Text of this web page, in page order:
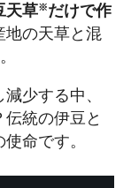
天草※だけで作
地の天草と混
少する中、
統の伊豆と
命です。